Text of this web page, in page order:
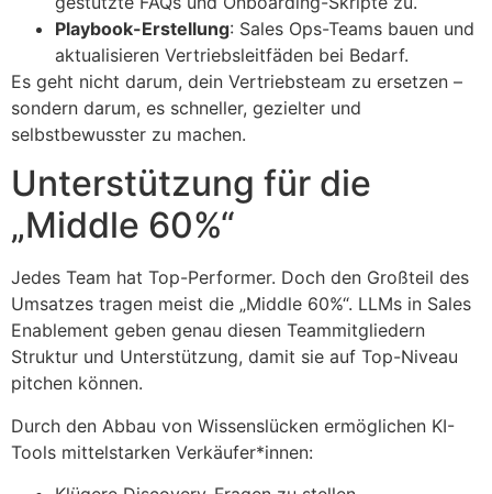
Playbook-Erstellung: Sales Ops-Teams bauen und
aktualisieren Vertriebsleitfäden bei Bedarf.
Es geht nicht darum, dein Vertriebsteam zu ersetzen –
sondern darum, es schneller, gezielter und
selbstbewusster zu machen.
Unterstützung für die
„Middle 60%“
Jedes Team hat Top-Performer. Doch den Großteil des
Umsatzes tragen meist die „Middle 60%“. LLMs in Sales
Enablement geben genau diesen Teammitgliedern
Struktur und Unterstützung, damit sie auf Top-Niveau
pitchen können.
Durch den Abbau von Wissenslücken ermöglichen KI-
Tools mittelstarken Verkäufer*innen: